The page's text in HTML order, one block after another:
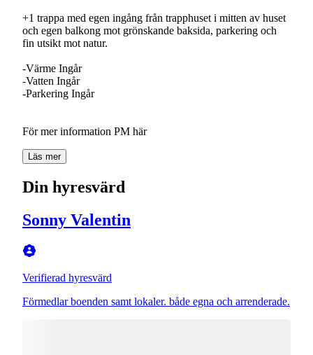
+1 trappa med egen ingång från trapphuset i mitten av huset
och egen balkong mot grönskande baksida, parkering och
fin utsikt mot natur.
-Värme Ingår
-Vatten Ingår
-Parkering Ingår
För mer information PM här
Läs mer
Din hyresvärd
Sonny Valentin
Verifierad hyresvärd
Förmedlar boenden samt lokaler. både egna och arrenderade.